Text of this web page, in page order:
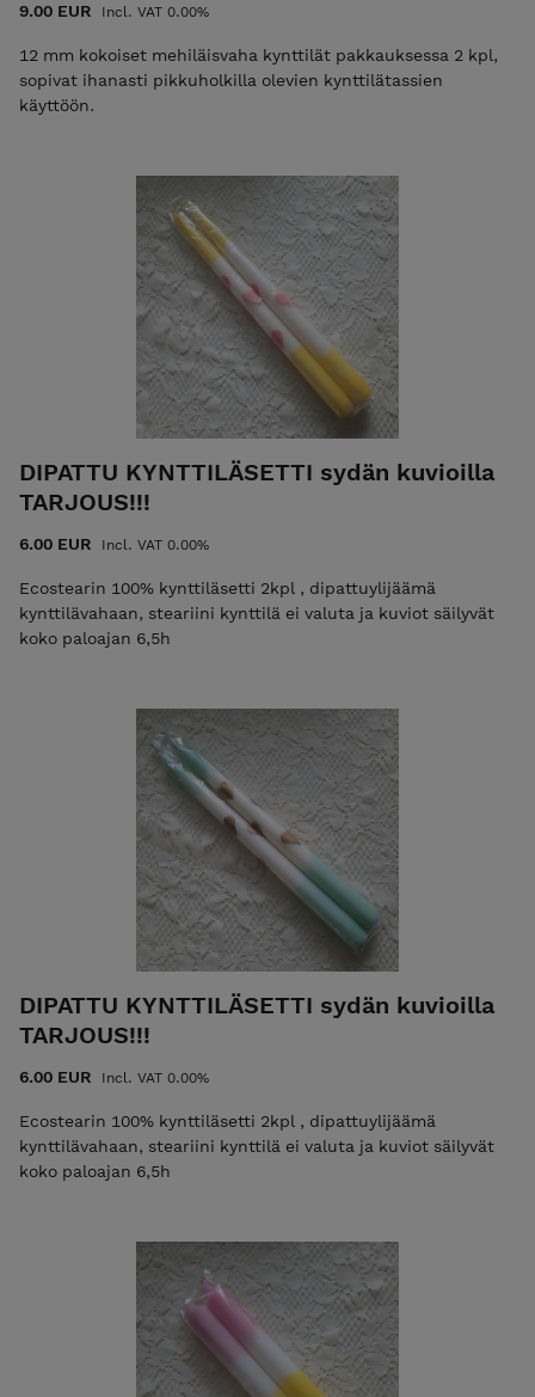
9.00 EUR Incl. VAT 0.00%
12 mm kokoiset mehiläisvaha kynttilät pakkauksessa 2 kpl,
sopivat ihanasti pikkuholkilla olevien kynttilätassien
käyttöön.
DIPATTU KYNTTILÄSETTI sydän kuvioilla
TARJOUS!!!
6.00 EUR Incl. VAT 0.00%
Ecostearin 100% kynttiläsetti 2kpl , dipattuylijäämä
kynttilävahaan, steariini kynttilä ei valuta ja kuviot säilyvät
koko paloajan 6,5h
DIPATTU KYNTTILÄSETTI sydän kuvioilla
TARJOUS!!!
6.00 EUR Incl. VAT 0.00%
Ecostearin 100% kynttiläsetti 2kpl , dipattuylijäämä
kynttilävahaan, steariini kynttilä ei valuta ja kuviot säilyvät
koko paloajan 6,5h